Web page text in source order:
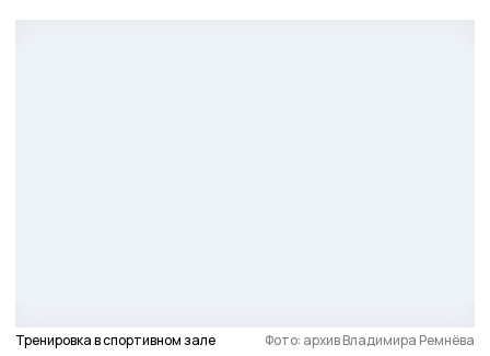
Тренировка в спортивном зале Фото: архив Владимира Ремнёва